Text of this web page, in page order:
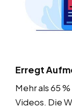
Erregt
Mehr als 65
Videos. Die